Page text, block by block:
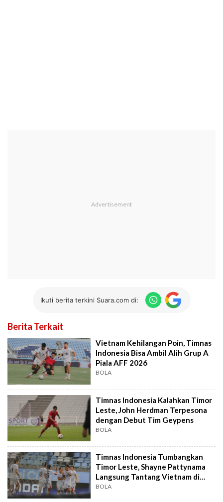
Ikuti berita terkini Suara.com di:
Berita Terkait
Vietnam Kehilangan Poin, Timnas
Indonesia Bisa Ambil Alih Grup A
Piala AFF 2026
BOLA
Timnas Indonesia Kalahkan Timor
Leste, John Herdman Terpesona
dengan Debut Tim Geypens
BOLA
Timnas Indonesia Tumbangkan
Timor Leste, Shayne Pattynama
Langsung Tantang Vietnam di
Piala AFF 2026
BOLA